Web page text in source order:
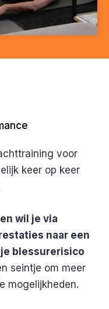
voor
keer op keer
wil je via
naar een
blessurerisico
seintje om meer
mogelijkheden.